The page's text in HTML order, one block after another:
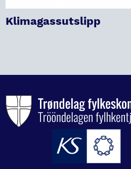
Klimagassutslipp